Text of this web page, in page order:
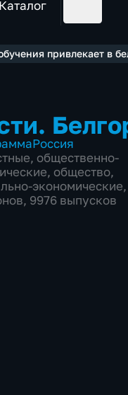
Каталог
привлекает в
Россия
, общественно-
, общество,
экономические,
9976 выпусков